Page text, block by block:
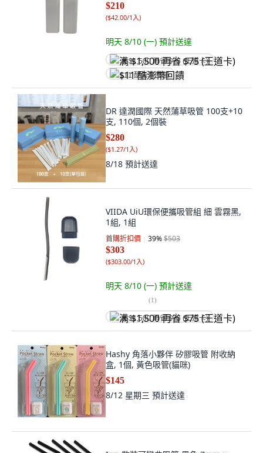
$210
($42.00/1入)
明天 8/10 (一) 預計送達
满 $1,500 再省 $75 (王道卡)
$11 酷澎幣回饋
DR 達潤國際 天然蒲草吸管 100支+10
支, 110個, 2個裝
$280
($1.27/1入)
8/18 預計送達
VIIDA UiU環保便攜吸管組 細 雲霧黑,
1組, 1組
首購折扣價 39%$503
$303
($303.00/1入)
明天 8/10 (一) 預計送達
(1)
满 $1,500 再省 $75 (王道卡)
Hashy 角落小夥伴 矽膠吸管 附收納
盒, 1個, 黃色吸管(貓咪)
$145
8/12 星期三 預計送達